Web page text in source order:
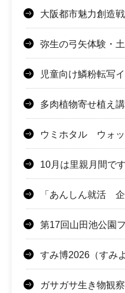
大阪都市魅力創造
弥生の弓矢体験・
児童向け鱗粉転写
多肉植物寄せ植え
ウミホタル ウォ
10月は里親月間です
「あんしん就活
第17回山田池公園
すみ博2026（すみ
ガサガサ生き物観